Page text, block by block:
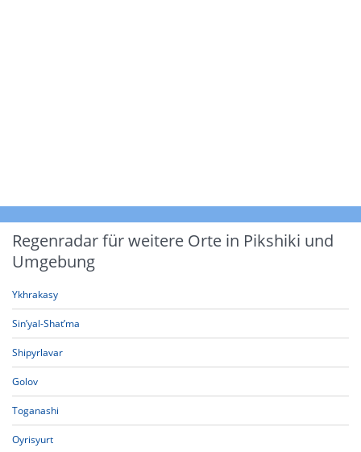
Regenradar für weitere Orte in Pikshiki und
Umgebung
Ykhrakasy
Sin’yal-Shat’ma
Shipyrlavar
Golov
Toganashi
Oyrisyurt